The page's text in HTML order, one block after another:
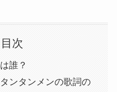
目次
誰？
ンタンメンの歌詞の